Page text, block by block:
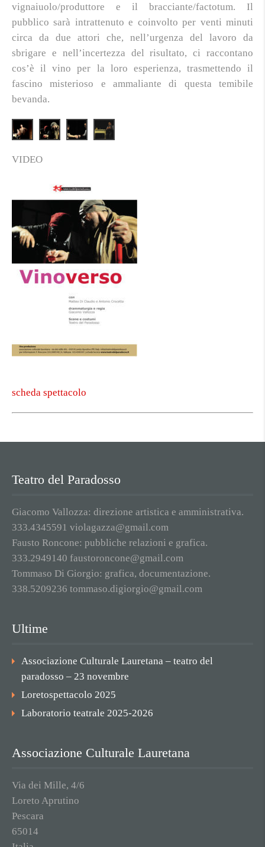
vignaiuolo/produttore e il bracciante/factotum. Il
pubblico sarà intrattenuto e coinvolto per venti minuti
circa da due attori che, nell’urgenza del lavoro da
sbrigare e nell’incertezza del risultato, ci raccontano
cos’è il vino per la loro esperienza, trasmettendo il
fascino misterioso e ammaliante di questa temibile
bevanda.
VIDEO
scheda spettacolo
Teatro del Paradosso
Giacomo Vallozza: direzione artistica e amministrativa.
333.4345591 violagazza@gmail.com
Fausto Roncone: pubbliche relazioni e grafica.
333.2949140 faustoroncone@gmail.com
Tommaso Di Giorgio: grafica, documentazione.
338.5209236 tommaso.digiorgio@gmail.com
Ultime
Associazione Culturale Lauretana – teatro del
paradosso – 23 novembre
Loretospettacolo 2025
Laboratorio teatrale 2025-2026
Associazione Culturale Lauretana
Via dei Mille, 4/6
Loreto Aprutino
Pescara
65014